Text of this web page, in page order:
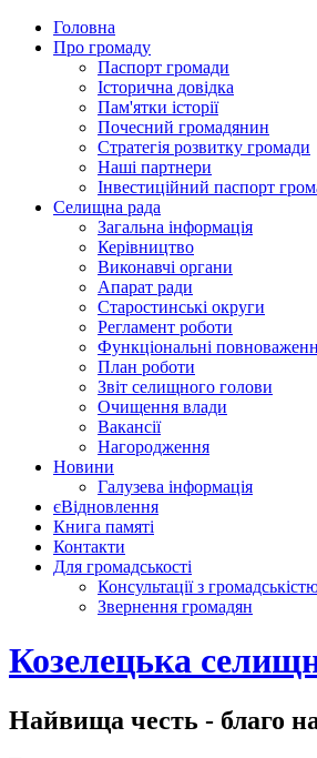
Головна
Про громаду
Паспорт громади
Історична довідка
Пам'ятки історії
Почесний громадянин
Стратегія розвитку громади
Наші партнери
Інвестиційний паспорт
Селищна рада
Загальна інформація
Керівництво
Виконавчі органи
Апарат ради
Старостинські округи
Регламент роботи
Функціональні
План роботи
Звіт селищного голови
Очищення влади
Вакансії
Нагородження
Новини
Галузева інформація
єВідновлення
Книга памяті
Контакти
Для громадськості
Консультації з
Звернення громадян
Козелецька
Найвища честь - благо